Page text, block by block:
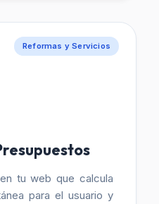
Reformas y Servicios
tu web que calcula
para el usuario y